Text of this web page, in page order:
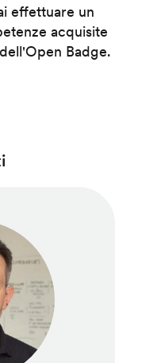
effettuare un
acquisite
Badge.